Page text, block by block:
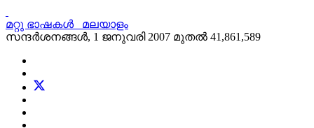
മറ്റു ഭാഷകള്‍
മലയാളം
സന്ദര്‍ശനങ്ങള്‍, 1 ജനുവരി 2007 മുതല്‍ 41,861,589